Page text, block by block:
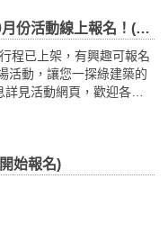
：110年12月8日（三）
48人。（三）報名方式：
課程相關證明（僅提參
二）公務員終身學習時
綠建築講師、各示範基
相關系所單位薦派人員
邀請現有低碳綠建築知性
、中華民國觀光導遊協
有導遊執照。 四、報名
二、三)舉辦活動
10月22日（星期
辦理為原則，不限名額。
參賽作品寄送：原訂自
區複選，延長為11月5日
，並轉知學生儘速完成作
動線上報名！(即日起)
程已上架，有興趣可報名
活動，讓您一探綠建築的
見活動網頁，歡迎各界
規定相關防疫措施辦理
(嘉義高鐵出發) (請點我)
房)；每人$10,900元(4人
元(4人住1間四人房)※
始報名)